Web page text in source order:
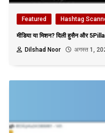
Featured Hashtag
मीडिया या मिशन? दिली हुसैन और
Dilshad Noor
अगस्त 1,